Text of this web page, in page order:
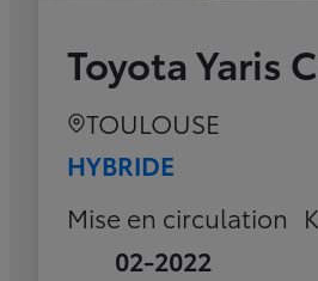
Toyota Yaris
TOULOUSE
HYBRIDE
Mise en circulation
02-2022